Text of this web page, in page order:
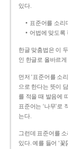
있다.
표준어를 소리
어법에 맞도록
한글 맞춤법은 이
인 한글로 올바르
먼저 ‘표준어를 소
으로 한다는 뜻이
를 적을 때 발음에
표준어는 ‘나무’로
는다.
그런데 표준어를
있다. 예를 들어 ‘